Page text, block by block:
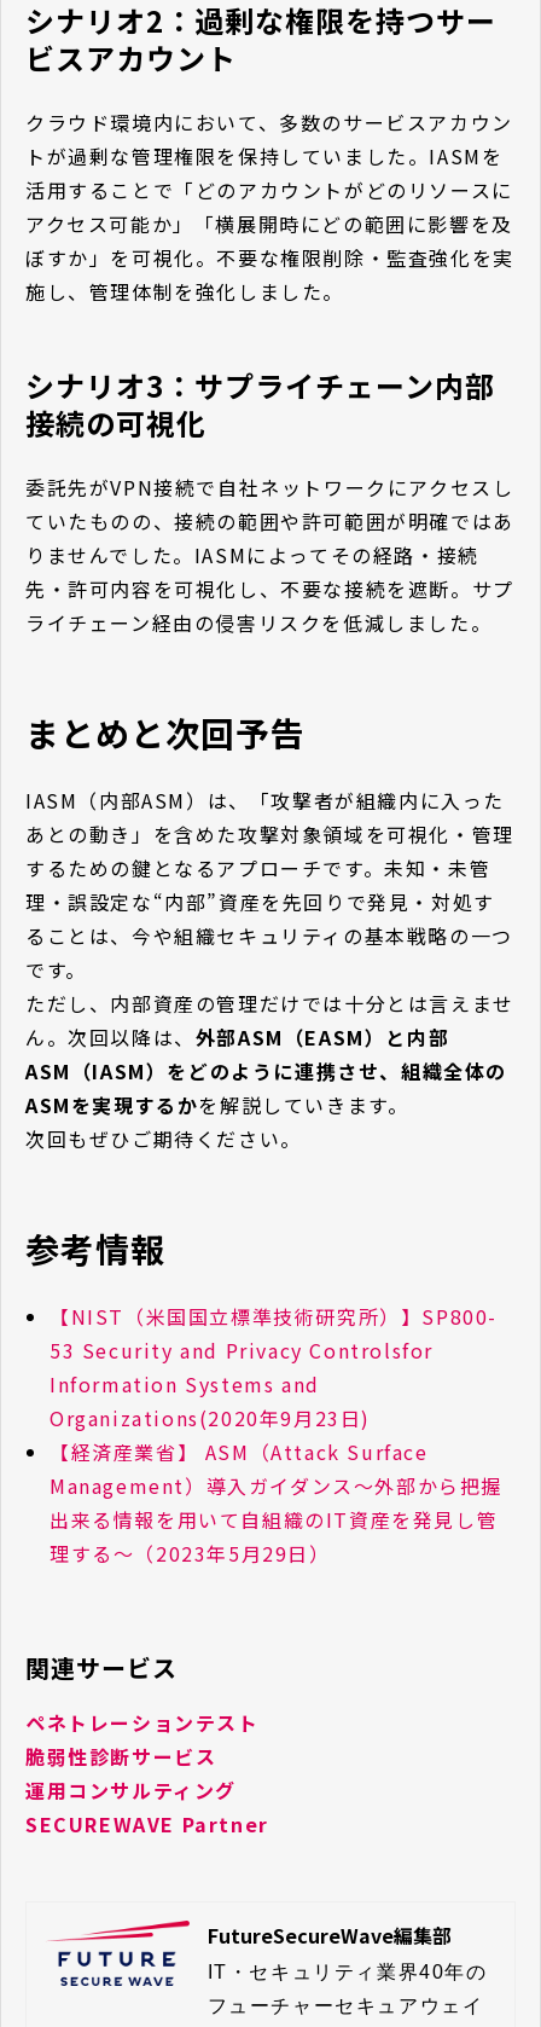
シナリオ2：過剰な権限を持つサー
ビスアカウント
クラウド環境内において、多数のサービスアカウン
トが過剰な管理権限を保持していました。IASMを
活用することで「どのアカウントがどのリソースに
アクセス可能か」「横展開時にどの範囲に影響を及
ぼすか」を可視化。不要な権限削除・監査強化を実
施し、管理体制を強化しました。
シナリオ3：サプライチェーン内部
接続の可視化
委託先がVPN接続で自社ネットワークにアクセスし
ていたものの、接続の範囲や許可範囲が明確ではあ
りませんでした。IASMによってその経路・接続
先・許可内容を可視化し、不要な接続を遮断。サプ
ライチェーン経由の侵害リスクを低減しました。
まとめと次回予告
IASM（内部ASM）は、「攻撃者が組織内に入った
あとの動き」を含めた攻撃対象領域を可視化・管理
するための鍵となるアプローチです。未知・未管
理・誤設定な“内部”資産を先回りで発見・対処す
ることは、今や組織セキュリティの基本戦略の一つ
です。
ただし、内部資産の管理だけでは十分とは言えませ
ん。次回以降は、 外部ASM（EASM）と内部
ASM（IASM）をどのように連携させ、組織全体の
ASMを実現するかを解説していきます。
次回もぜひご期待ください。
参考情報
【NIST（米国国立標準技術研究所）】SP800-
53 Security and Privacy Controlsfor
Information Systems and
Organizations(2020年9月23日)
【経済産業省】 ASM（Attack Surface
Management）導入ガイダンス～外部から把握
出来る情報を用いて自組織のIT資産を発見し管
理する～（2023年5月29日）
関連サービス
ペネトレーションテスト
脆弱性診断サービス
運用コンサルティング
SECUREWAVE Partner
FutureSecureWave編集部
IT・セキュリティ業界40年の
フューチャーセキュアウェイ